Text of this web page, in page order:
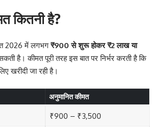
कितनी है?
2026 में लगभग ₹900 से शुरू होकर ₹2 लाख या
है। कीमत पूरी तरह इस बात पर निर्भर करती है कि
खरीदी जा रही है।
अनुमानित कीमत
₹900 – ₹3,500